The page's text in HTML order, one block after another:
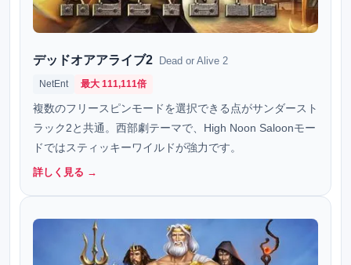
デッドオアアライブ2 Dead or Alive 2
NetEnt 最大 111,111倍
複数のフリースピンモードを選択できる点がサンダースト
ラック2と共通。西部劇テーマで、High Noon Saloonモー
ドではスティッキーワイルドが強力です。
詳しく見る →